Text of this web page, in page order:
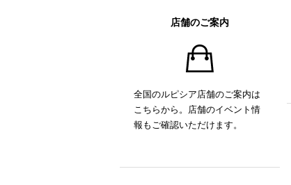
店舗のご案内
全国のルピシア店舗のご案内は
こちらから。店舗のイベント情
報もご確認いただけます。